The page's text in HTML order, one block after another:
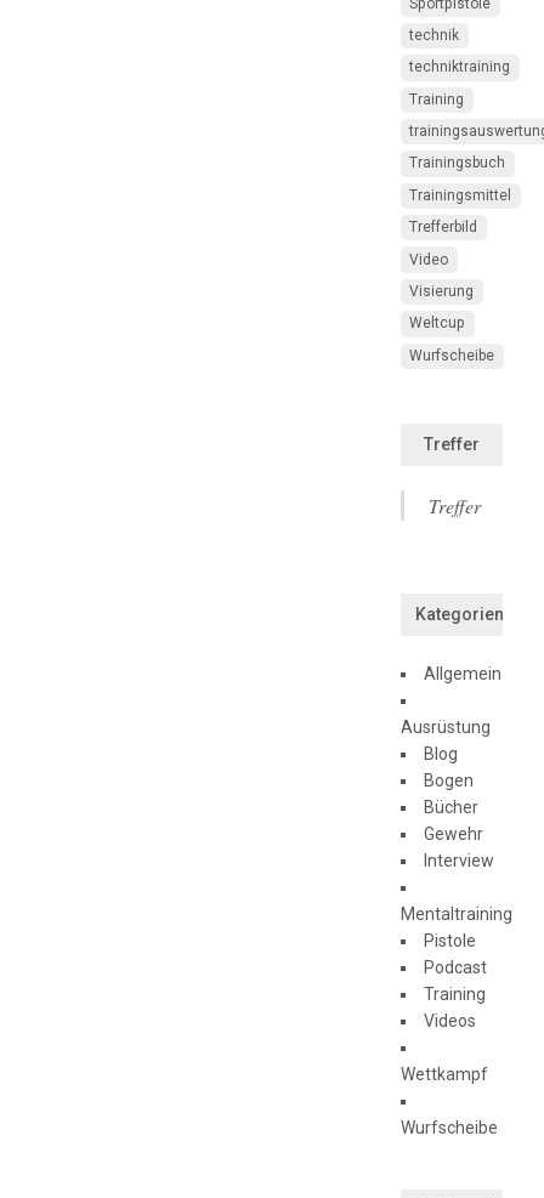
technik
techniktraining
Training
Trainingsbuch
Trainingsmittel
Trefferbild
Video
Visierung
Weltcup
Wurfscheibe
Treffer
Treffer
Kategorien
Allgemein
Ausrüstung
Blog
Bogen
Bücher
Gewehr
Interview
Mentaltraining
Pistole
Podcast
Training
Videos
Wettkampf
Wurfscheibe